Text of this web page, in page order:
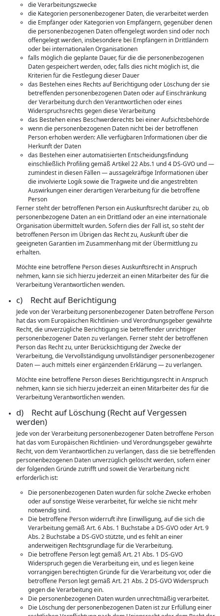
die Verarbeitungszwecke
die Kategorien personenbezogener Daten, die verarbeitet werden
die Empfänger oder Kategorien von Empfängern, gegenüber denen
die personenbezogenen Daten offengelegt worden sind oder noch
offengelegt werden, insbesondere bei Empfängern in Drittländern
oder bei internationalen Organisationen
falls möglich die geplante Dauer, für die die personenbezogenen
Daten gespeichert werden, oder, falls dies nicht möglich ist, die
Kriterien für die Festlegung dieser Dauer
das Bestehen eines Rechts auf Berichtigung oder Löschung der sie
betreffenden personenbezogenen Daten oder auf Einschränkung
der Verarbeitung durch den Verantwortlichen oder eines
Widerspruchsrechts gegen diese Verarbeitung
das Bestehen eines Beschwerderechts bei einer Aufsichtsbehörde
wenn die personenbezogenen Daten nicht bei der betroffenen
Person erhoben werden: Alle verfügbaren Informationen über die
Herkunft der Daten
das Bestehen einer automatisierten Entscheidungsfindung
einschließlich Profiling gemäß Artikel 22 Abs.1 und 4 DS-GVO und —
zumindest in diesen Fällen — aussagekräftige Informationen über
die involvierte Logik sowie die Tragweite und die angestrebten
Auswirkungen einer derartigen Verarbeitung für die betroffene
Person
Ferner steht der betroffenen Person ein Auskunftsrecht darüber zu, ob
personenbezogene Daten an ein Drittland oder an eine internationale
Organisation übermittelt wurden. Sofern dies der Fall ist, so steht der
betroffenen Person im Übrigen das Recht zu, Auskunft über die
geeigneten Garantien im Zusammenhang mit der Übermittlung zu
erhalten.
Möchte eine betroffene Person dieses Auskunftsrecht in Anspruch
nehmen, kann sie sich hierzu jederzeit an einen Mitarbeiter des für die
Verarbeitung Verantwortlichen wenden.
c) Recht auf Berichtigung
Jede von der Verarbeitung personenbezogener Daten betroffene Person
hat das vom Europäischen Richtlinien- und Verordnungsgeber gewährte
Recht, die unverzügliche Berichtigung sie betreffender unrichtiger
personenbezogener Daten zu verlangen. Ferner steht der betroffenen
Person das Recht zu, unter Berücksichtigung der Zwecke der
Verarbeitung, die Vervollständigung unvollständiger personenbezogener
Daten — auch mittels einer ergänzenden Erklärung — zu verlangen.
Möchte eine betroffene Person dieses Berichtigungsrecht in Anspruch
nehmen, kann sie sich hierzu jederzeit an einen Mitarbeiter des für die
Verarbeitung Verantwortlichen wenden.
d) Recht auf Löschung (Recht auf Vergessen
werden)
Jede von der Verarbeitung personenbezogener Daten betroffene Person
hat das vom Europäischen Richtlinien- und Verordnungsgeber gewährte
Recht, von dem Verantwortlichen zu verlangen, dass die sie betreffenden
personenbezogenen Daten unverzüglich gelöscht werden, sofern einer
der folgenden Gründe zutrifft und soweit die Verarbeitung nicht
erforderlich ist:
Die personenbezogenen Daten wurden für solche Zwecke erhoben
oder auf sonstige Weise verarbeitet, für welche sie nicht mehr
notwendig sind.
Die betroffene Person widerruft ihre Einwilligung, auf die sich die
Verarbeitung gemäß Art. 6 Abs. 1 Buchstabe a DS-GVO oder Art. 9
Abs. 2 Buchstabe a DS-GVO stützte, und es fehlt an einer
anderweitigen Rechtsgrundlage für die Verarbeitung.
Die betroffene Person legt gemäß Art. 21 Abs. 1 DS-GVO
Widerspruch gegen die Verarbeitung ein, und es liegen keine
vorrangigen berechtigten Gründe für die Verarbeitung vor, oder die
betroffene Person legt gemäß Art. 21 Abs. 2 DS-GVO Widerspruch
gegen die Verarbeitung ein.
Die personenbezogenen Daten wurden unrechtmäßig verarbeitet.
Die Löschung der personenbezogenen Daten ist zur Erfüllung einer